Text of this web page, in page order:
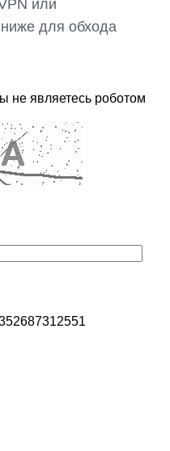
или
для обхода
не являетесь роботом